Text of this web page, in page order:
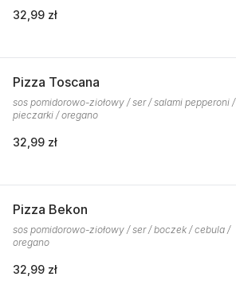
32,99 zł
Pizza Toscana
sos pomidorowo-ziołowy / ser / salami pepperoni /
pieczarki / oregano
32,99 zł
Pizza Bekon
sos pomidorowo-ziołowy / ser / boczek / cebula /
oregano
32,99 zł